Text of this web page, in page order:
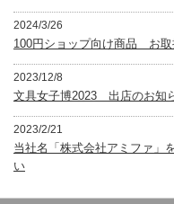
2024/3/26
100円ショップ向け商品 お取
2023/12/8
文具女子博2023 出店のお知
2023/2/21
当社名「株式会社アミファ」
い